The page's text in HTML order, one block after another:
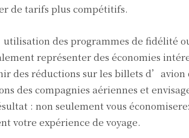
de tarifs plus compétitifs.
des programmes de fidélité
représenter des économies
des réductions sur les billets d’avion
des compagnies aériennes et
: non seulement vous
votre expérience de voyage.